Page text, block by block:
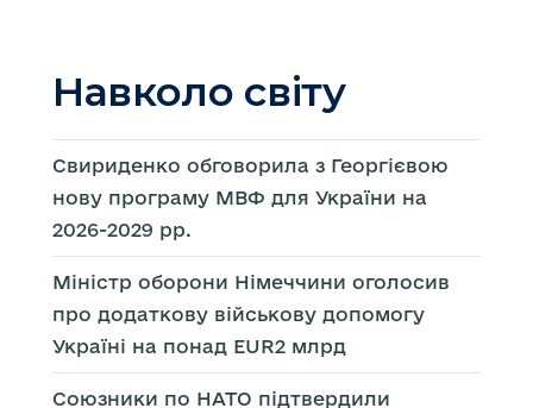
Навколо світу
Свириденко обговорила з Георгієвою
нову програму МВФ для України на
2026-2029 рр.
Міністр оборони Німеччини оголосив
про додаткову військову допомогу
Україні на понад EUR2 млрд
Союзники по НАТО підтвердили